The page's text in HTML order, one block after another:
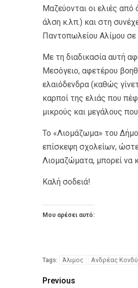
Μαζεύονται οι ελιές
άλση κ.λπ.) και στη
Παντοπωλείου Αλίμου
Με τη διαδικασία αυτή
Μεσόγειο, αφετέρου
ελαιόδενδρα (καθώς
καρποί της ελιάς που
μικρούς και μεγάλους
Το «Λιομάζωμα» του
επίσκεψη σχολείων,
Λιομαζώματα, μπορεί να
Καλή σοδειά!
Μου αρέσει αυτό:
Tags: Άλιμος Ανδρέας
Previous